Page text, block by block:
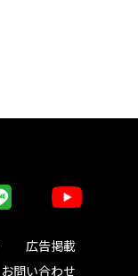
広告掲載
お問い合わせ